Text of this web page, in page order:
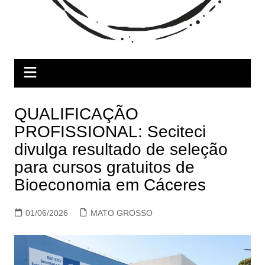
QUALIFICAÇÃO
PROFISSIONAL: Seciteci
divulga resultado de seleção
para cursos gratuitos de
Bioeconomia em Cáceres
01/06/2026 MATO GROSSO